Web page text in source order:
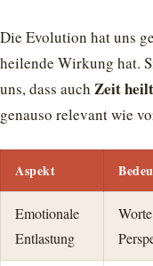
Die Evolution hat uns
heilende Wirkung hat.
uns, dass auch Zeit heilt
genauso relevant wie
Aspekt
Emotionale
Entlastung